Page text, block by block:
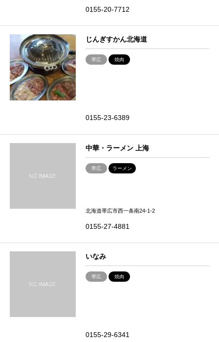
0155-20-7712
じんぎすかん北海道
帯広 焼肉
0155-23-6389
中華・ラーメン 上海
帯広 ラーメン
北海道帯広市西一条南24-1-2
0155-27-4881
いなみ
帯広 焼肉
0155-29-6341